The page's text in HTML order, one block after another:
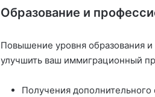
Образование и
Повышение уровня образования
улучшить ваш иммиграционный
Получения